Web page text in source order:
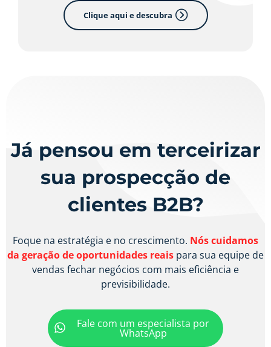
Clique aqui e descubra
Já pensou em terceirizar
sua prospecção de
clientes B2B?
Foque na estratégia e no crescimento. Nós cuidamos
da geração de oportunidades reais para sua equipe de
vendas fechar negócios com mais eficiência e
previsibilidade.
Fale com um especialista por
WhatsApp